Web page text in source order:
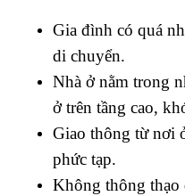
Gia đình có quá
di chuyển.
Nhà ở nằm trong
ở trên tầng cao,
Giao thông từ nơi
phức tạp.
Không thông thạo